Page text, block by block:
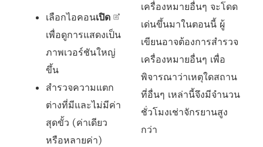
เลือกไอคอนเปิด
เพื่อดูการแสดงเป็น
ภาพเวอร์ชันใหญ่
ขึ้น
สำรวจความแตก
ต่างที่มีและไม่มีค่า
สุดขั้ว (ค่าเดียว
หรือหลายค่า)
เครื่องหมายอื่นๆ จะโดด
เด่นขึ้นมาในตอนนี้ ผู้
เขียนอาจต้องการสำรวจ
เครื่องหมายอื่นๆ เพื่อ
พิจารณาว่าเหตุใดสถาน
ที่อื่นๆ เหล่านี้จึงมีจำนวน
ชั่วโมงเช่าจักรยานสูง
กว่า